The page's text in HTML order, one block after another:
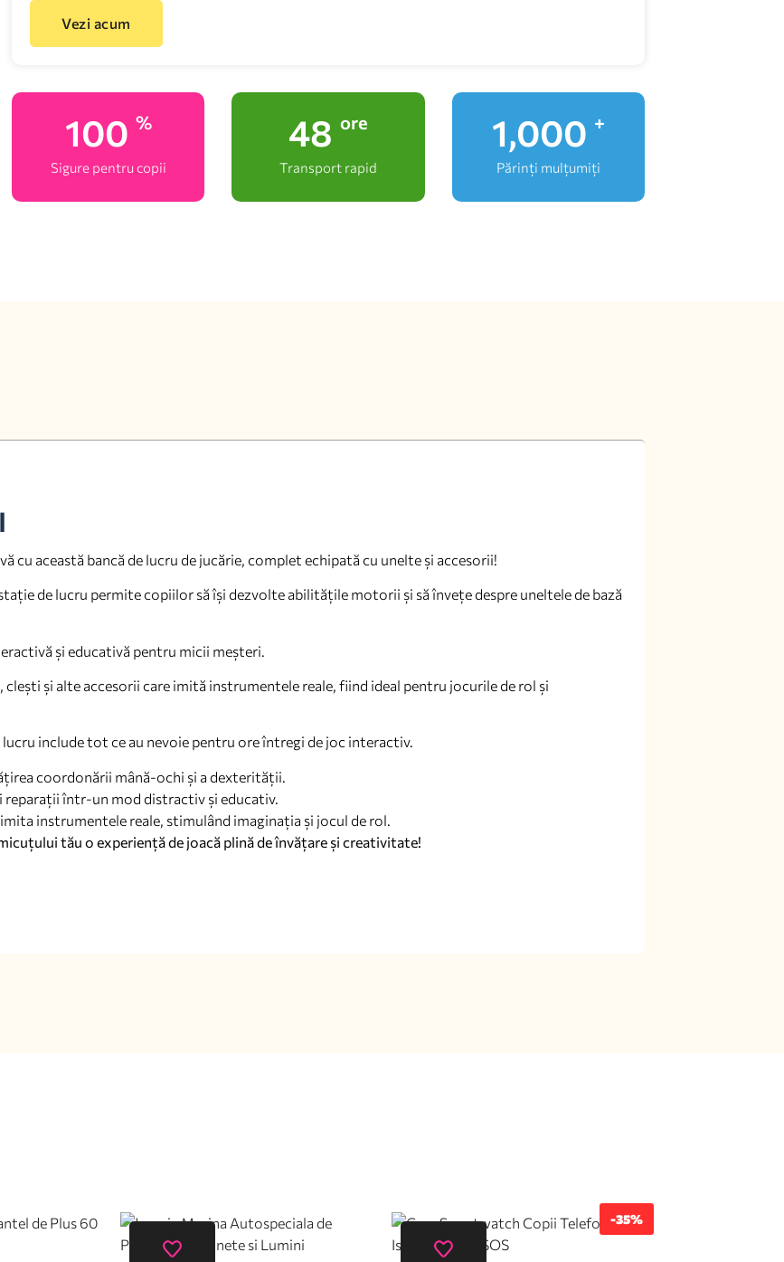
Vezi acum
100 %
Sigure pentru copii
48 ore
Transport rapid
1,000 +
Părinți mulțumiți
această bancă de lucru de jucărie, complet echipată cu unelte și accesorii!
de lucru permite copiilor să își dezvolte abilitățile motorii și să învețe despre uneltele de bază
și educativă pentru micii meșteri.
și alte accesorii care imită instrumentele reale, fiind ideal pentru jocurile de rol și
include tot ce au nevoie pentru ore întregi de joc interactiv.
coordonării mână-ochi și a dexterității.
într-un mod distractiv și educativ.
instrumentele reale, stimulând imaginația și jocul de rol.
tău o experiență de joacă plină de învățare și creativitate!
-35%